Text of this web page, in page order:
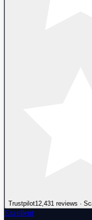
Trustpilot12,431 reviews ·
Excellent